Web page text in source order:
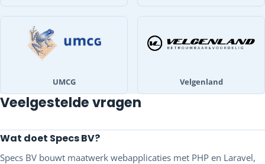
UMCG Velgenland
Veelgestelde vragen
Wat doet Specs BV?
Specs BV bouwt maatwerk webapplicaties met PHP en Laravel,